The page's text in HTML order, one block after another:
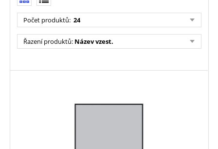
Počet produktů: 24
Řazení produktů: Název vzest.